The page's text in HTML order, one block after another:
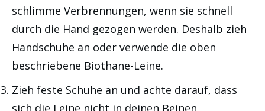
schlimme Verbrennungen, wenn sie schnell
durch die Hand gezogen werden. Deshalb zieh
Handschuhe an oder verwende die oben
beschriebene Biothane-Leine.
Zieh feste Schuhe an und achte darauf, dass
sich die Leine nicht in deinen Beinen